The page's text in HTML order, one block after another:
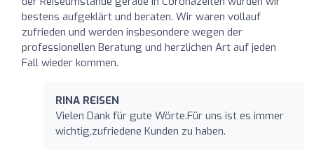
bestens aufgeklärt und beraten. Wir waren vollauf
zufrieden und werden insbesondere wegen der
professionellen Beratung und herzlichen Art auf jeden
Fall wieder kommen.
RINA REISEN
Vielen Dank für gute Wörte.Für uns ist es immer
wichtig,zufriedene Kunden zu haben.